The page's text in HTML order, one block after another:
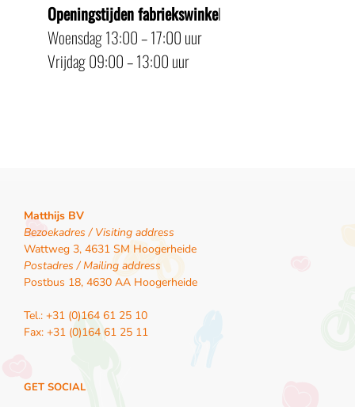
Openingstijden fabriekswinkel
Woensdag 13:00 – 17:00 uur
Vrijdag 09:00 – 13:00 uur
Matthijs BV
Bezoekadres / Visiting address
Wattweg 3, 4631 SM Hoogerheide
Postadres / Mailing address
Postbus 18, 4630 AA Hoogerheide
Tel.: +31 (0)164 61 25 10
Fax: +31 (0)164 61 25 11
GET SOCIAL